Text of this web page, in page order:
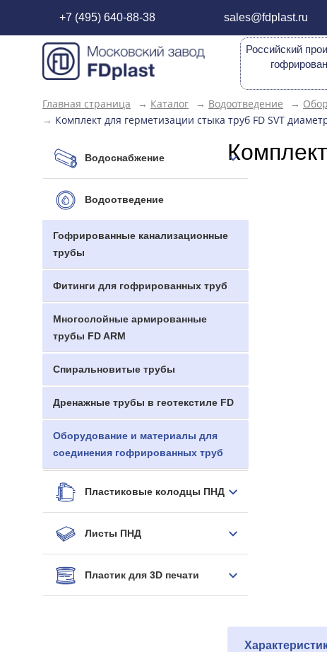
+7 (495) 640-88-38 sales@fdplast.ru
Российский
Главная страница → Каталог → Водоотведение →
→ Комплект для герметизации стыка труб FD SVT
Водоснабжение
Водоотведение
Гофрированные канализационные
трубы
Фитинги для гофрированных труб
Многослойные армированные
трубы FD ARM
Спиральновитые трубы
Дренажные трубы в геотекстиле FD
Оборудование и материалы для
соединения гофрированных труб
Пластиковые колодцы ПНД
Листы ПНД
Пластик для 3D печати